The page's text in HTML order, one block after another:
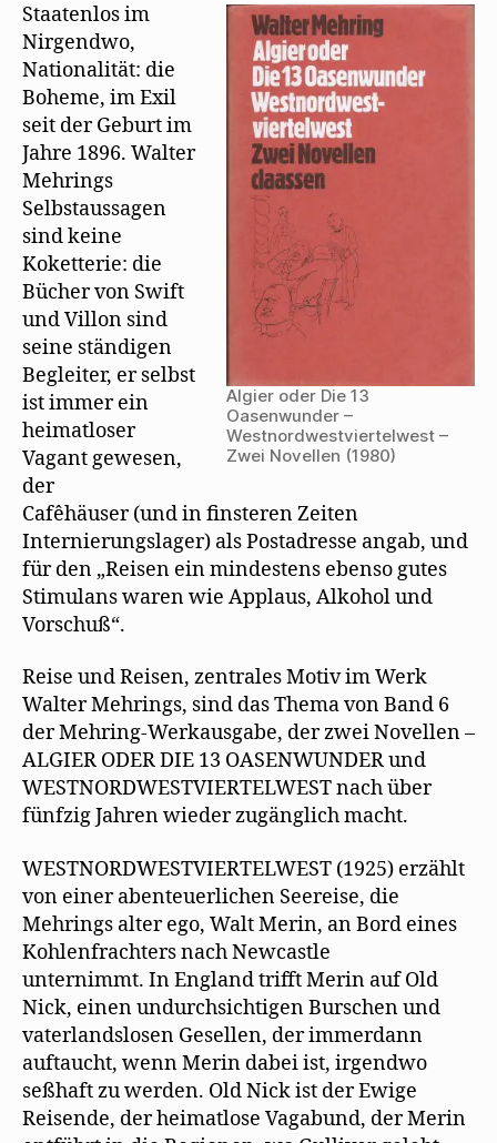
Algier oder Die 13
Oasenwunder –
Westnordwestviertelwest –
Zwei Novellen (1980)
Staatenlos im
Nirgendwo,
Nationalität: die
Boheme, im Exil
seit der Geburt im
Jahre 1896. Walter
Mehrings
Selbstaussagen
sind keine
Koketterie: die
Bücher von Swift
und Villon sind
seine ständigen
Begleiter, er selbst
ist immer ein
heimatloser
Vagant gewesen,
der
Cafêhäuser (und in finsteren Zeiten
Internierungslager) als Postadresse angab, und
für den „Reisen ein mindestens ebenso gutes
Stimulans waren wie Applaus, Alkohol und
Vorschuß“.
Reise und Reisen, zentrales Motiv im Werk
Walter Mehrings, sind das Thema von Band 6
der Mehring-Werkausgabe, der zwei Novellen –
ALGIER ODER DIE 13 OASENWUNDER und
WESTNORDWESTVIERTELWEST nach über
fünfzig Jahren wieder zugänglich macht.
WESTNORDWESTVIERTELWEST (1925) erzählt
von einer abenteuerlichen Seereise, die
Mehrings alter ego, Walt Merin, an Bord eines
Kohlenfrachters nach Newcastle
unternimmt. In England trifft Merin auf Old
Nick, einen undurchsichtigen Burschen und
vaterlandslosen Gesellen, der immerdann
auftaucht, wenn Merin dabei ist, irgendwo
seßhaft zu werden. Old Nick ist der Ewige
Reisende, der heimatlose Vagabund, der Merin